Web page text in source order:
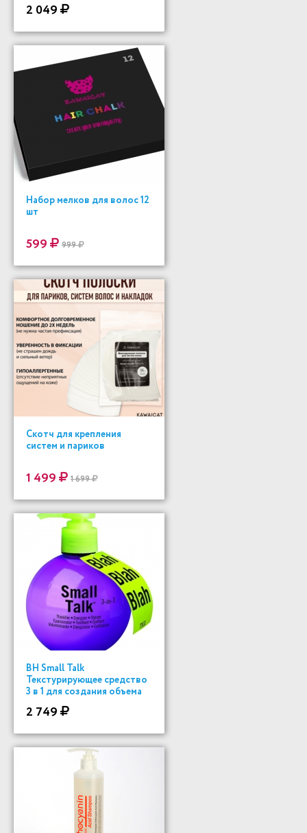
2 049
Набор мелков для волос 12
шт
599 999
Скотч для крепления
систем и париков
1 499 1 699
BH Small Talk
Текстурирующее средство
3 в 1 для создания объема
2 749